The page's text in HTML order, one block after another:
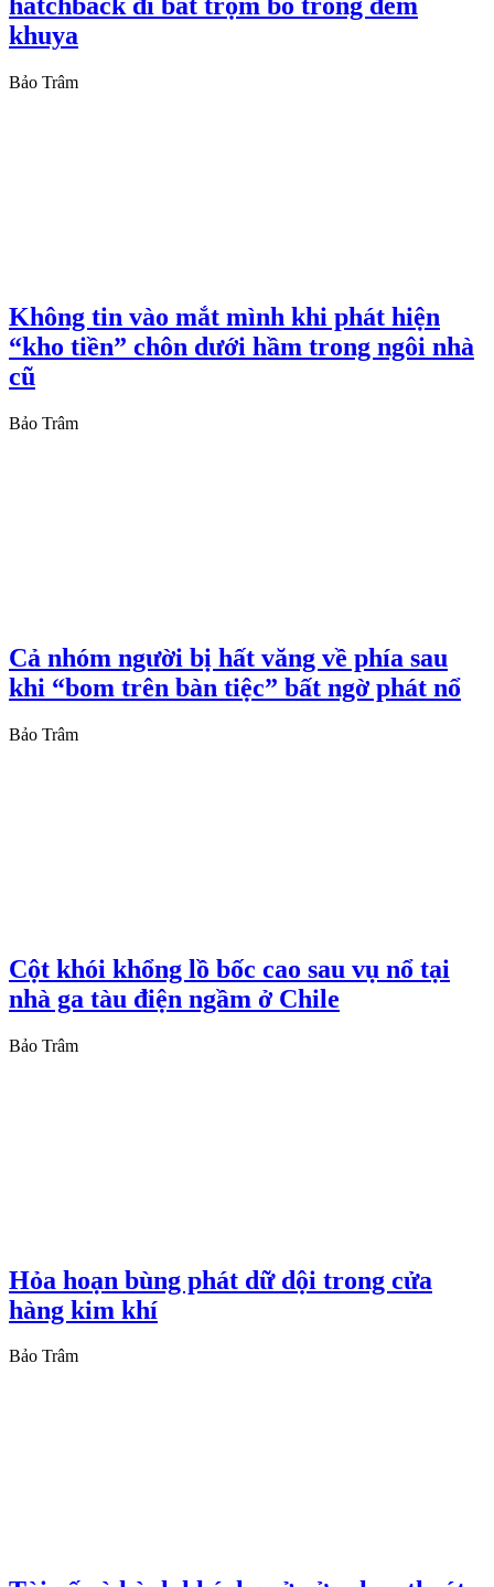
hatchback đi bắt trộm bò trong đêm
khuya
Bảo Trâm
Không tin vào mắt mình khi phát hiện
“kho tiền” chôn dưới hầm trong ngôi nhà
cũ
Bảo Trâm
Cả nhóm người bị hất văng về phía sau
khi “bom trên bàn tiệc” bất ngờ phát nổ
Bảo Trâm
Cột khói khổng lồ bốc cao sau vụ nổ tại
nhà ga tàu điện ngầm ở Chile
Bảo Trâm
Hỏa hoạn bùng phát dữ dội trong cửa
hàng kim khí
Bảo Trâm